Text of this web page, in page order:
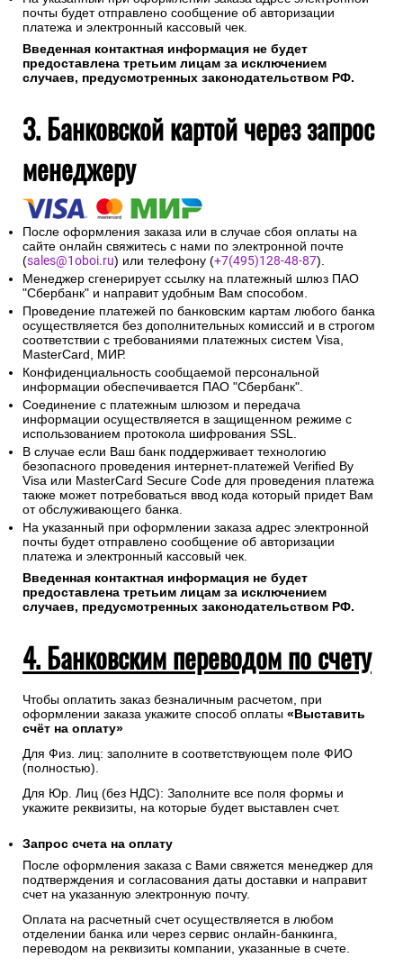
почты будет отправлено сообщение об авторизации
платежа и электронный кассовый чек.
Введенная контактная информация не будет
предоставлена третьим лицам за исключением
случаев, предусмотренных законодательством РФ.
3. Банковской картой через запрос
менеджеру
После оформления заказа или в случае сбоя оплаты на
сайте онлайн свяжитесь с нами по электронной почте
(sales@1oboi.ru) или телефону (+7(495)128-48-87).
Менеджер сгенерирует ссылку на платежный шлюз ПАО
"Сбербанк" и направит удобным Вам способом.
Проведение платежей по банковским картам любого банка
осуществляется без дополнительных комиссий и в строгом
соответствии с требованиями платежных систем Visa,
MasterCard, МИР.
Конфиденциальность сообщаемой персональной
информации обеспечивается ПАО "Сбербанк".
Соединение с платежным шлюзом и передача
информации осуществляется в защищенном режиме с
использованием протокола шифрования SSL.
В случае если Ваш банк поддерживает технологию
безопасного проведения интернет-платежей Verified By
Visa или MasterCard Secure Code для проведения платежа
также может потребоваться ввод кода который придет Вам
от обслуживающего банка.
На указанный при оформлении заказа адрес электронной
почты будет отправлено сообщение об авторизации
платежа и электронный кассовый чек.
Введенная контактная информация не будет
предоставлена третьим лицам за исключением
случаев, предусмотренных законодательством РФ.
4. Банковским переводом по счету
Чтобы оплатить заказ безналичным расчетом, при
оформлении заказа укажите способ оплаты «Выставить
счёт на оплату»
Для Физ. лиц: заполните в соответствующем поле ФИО
(полностью).
Для Юр. Лиц (без НДС): Заполните все поля формы и
укажите реквизиты, на которые будет выставлен счет.
Запрос счета на оплату
После оформления заказа с Вами свяжется менеджер для
подтверждения и согласования даты доставки и направит
счет на указанную электронную почту.
Оплата на расчетный счет осуществляется в любом
отделении банка или через сервис онлайн-банкинга,
переводом на реквизиты компании, указанные в счете.